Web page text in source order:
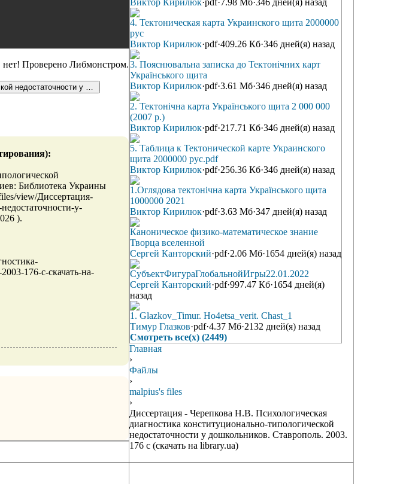
Проверено Либмонстром.
недостаточности у дошкольников. Ставрополь. 2003. 176 с (скачать на library.ua) (969.38 Кб, pdf)
Библиотека Украины
view/Диссертация-
у-
).
176-с-скачать-на-
Виктор Кирилюк·pdf·7.98 Мб·346 дней(я) назад
4. Тектоническая карта Украинского щита 2000000
рус
Виктор Кирилюк·pdf·409.26 Кб·346 дней(я) назад
3. Пояснювальна записка до Тектонічних карт
Українського щита
Виктор Кирилюк·pdf·3.61 Мб·346 дней(я) назад
2. Тектонічна карта Українського щита 2 000 000
(2007 р.)
Виктор Кирилюк·pdf·217.71 Кб·346 дней(я) назад
5. Таблица к Тектонической карте Украинского
щита 2000000 рус.pdf
Виктор Кирилюк·pdf·256.36 Кб·346 дней(я) назад
1.Оглядова тектонічна карта Українського щита
1000000 2021
Виктор Кирилюк·pdf·3.63 Мб·347 дней(я) назад
Каноническое физико-математическое знание
Творца вселенной
Сергей Канторский·pdf·2.06 Мб·1654 дней(я) назад
СубъектФигураГлобальнойИгры22.01.2022
Сергей Канторский·pdf·997.47 Кб·1654 дней(я)
назад
1. Glazkov_Timur. Ho4etsa_verit. Chast_1
Тимур Глазков·pdf·4.37 Мб·2132 дней(я) назад
Смотреть все(х) (2449)
Главная
›
Файлы
›
malpius's files
›
Диссертация - Черепкова Н.В. Психологическая
диагностика конституционально-типологической
недостаточности у дошкольников. Ставрополь. 2003.
176 с (скачать на library.ua)